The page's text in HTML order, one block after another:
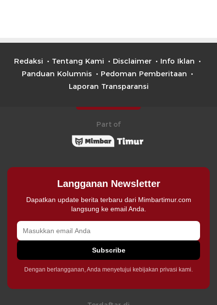
Redaksi Tentang Kami Disclaimer
Info Iklan
Panduan Kolumnis
Pedoman Pemberitaan
Laporan Transparansi
Part of
Langganan Newsletter
Dapatkan update berita terbaru dari Mimbartimur.com
langsung ke email Anda.
Subscribe
Dengan berlangganan, Anda menyetujui kebijakan privasi kami.